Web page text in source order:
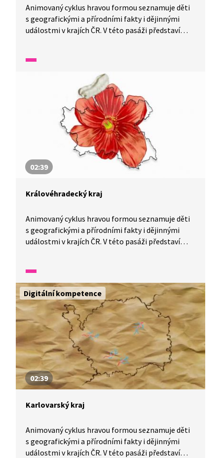
Animovaný cyklus hravou formou seznamuje děti
s geografickými a přírodními fakty i dějinnými
událostmi v krajích ČR. V této pasáži představí
02:39
Královéhradecký kraj
Animovaný cyklus hravou formou seznamuje děti
s geografickými a přírodními fakty i dějinnými
událostmi v krajích ČR. V této pasáži představí
Digitální kompetence
02:39
Karlovarský kraj
Animovaný cyklus hravou formou seznamuje děti
s geografickými a přírodními fakty i dějinnými
událostmi v krajích ČR. V této pasáži představí